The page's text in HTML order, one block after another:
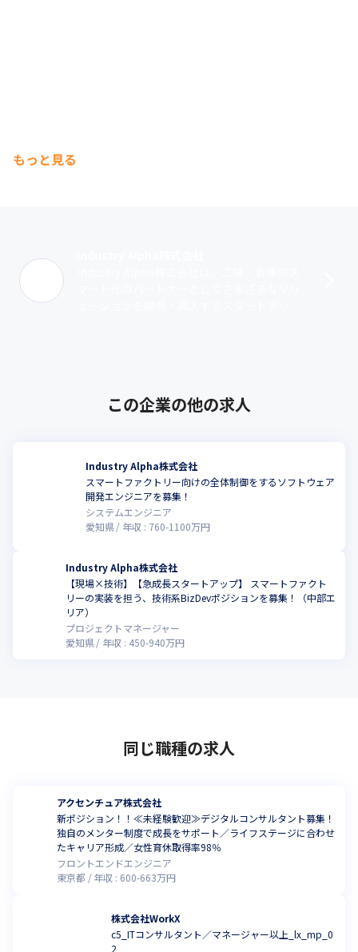
もっと見る
この企業の他の求人
Industry Alpha株式会社
スマートファクトリー向けの全体制御をするソフトウェア
開発エンジニアを募集！
システムエンジニア
愛知県
年収 : 760-1100万円
Industry Alpha株式会社
【現場×技術】【急成長スタートアップ】 スマートファクト
リーの実装を担う、技術系BizDevポジションを募集！（中部エ
リア）
プロジェクトマネージャー
愛知県
年収 : 450-940万円
同じ職種の求人
アクセンチュア株式会社
新ポジション！！≪未経験歓迎≫デジタルコンサルタント募集！
独自のメンター制度で成長をサポート／ライフステージに合わせ
たキャリア形成／女性育休取得率98％
フロントエンドエンジニア
東京都
年収 : 600-663万円
株式会社WorkX
c5_ITコンサルタント／マネージャー以上_lx_mp_0
2